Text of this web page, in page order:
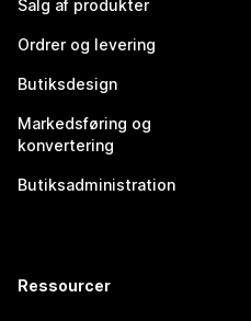
Salg af produkter
Ordrer og levering
Butiksdesign
Markedsføring og
konvertering
Butiksadministration
Ressourcer